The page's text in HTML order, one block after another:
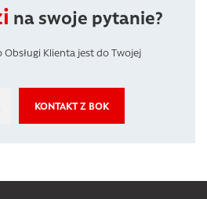
na swoje pytanie?
Obsługi Klienta jest do Twojej
KONTAKT Z BOK